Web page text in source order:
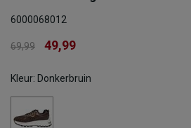
6000068012
69,99 49,99
Kleur: Donkerbruin